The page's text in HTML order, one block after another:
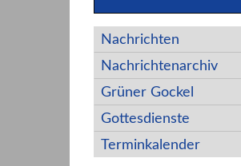
Nachrichten
Nachrichtenarchiv
Grüner Gockel
Gottesdienste
Terminkalender